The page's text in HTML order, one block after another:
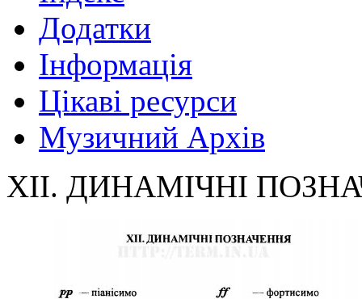
Додатки
Інформація
Цікаві ресурси
Музичний Архів
XII. ДИНАМІЧНІ